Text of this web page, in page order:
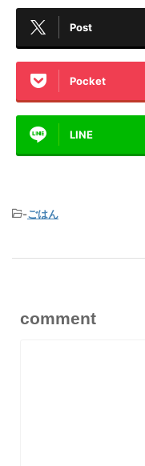
Post
Pocket
LINE
-ごはん
comment